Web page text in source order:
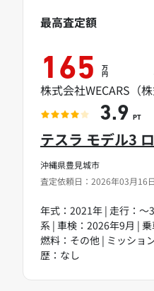
沖縄県豊見城市
査定依頼日：2026年03月16日
テスラ モデル3
年式：2021年 | 走行：～
系 | 車検：2026年9月 |
燃料：その他 | ミッショ
歴：なし
最高査定額
165 万
円
株式会社WECARS（
3.9 PT